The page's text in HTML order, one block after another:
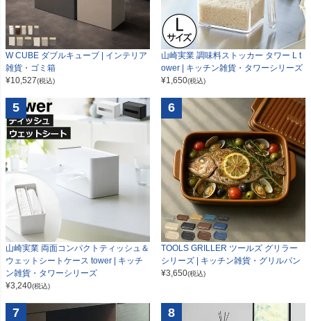
W CUBE ダブルキューブ | インテリア
雑貨・ゴミ箱
¥10,527(税込)
山崎実業 調味料ストッカー タワー L t
ower | キッチン雑貨・タワーシリーズ
¥1,650(税込)
5
山崎実業 両面コンパクトティッシュ＆
ウェットシートケース tower | キッチ
ン雑貨・タワーシリーズ
¥3,240(税込)
6
TOOLS GRILLER ツールズ グリラー
シリーズ | キッチン雑貨・グリルパン
¥3,650(税込)
7 8